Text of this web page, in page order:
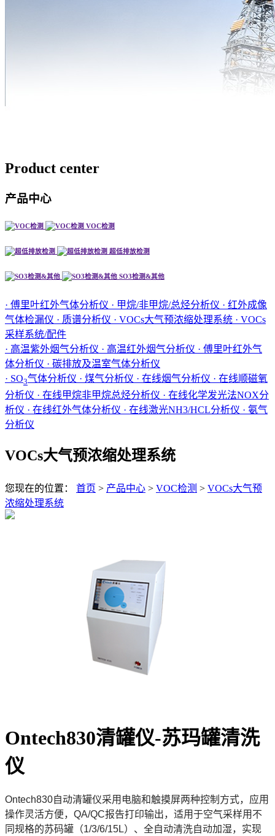
Product center
产品中心
VOC检测
超低排放检测
SO3检测&其他
· 傅里叶红外气体分析仪 · 甲烷/非甲烷/总烃分析仪 · 红外成像
气体检漏仪 · 质谱分析仪 · VOCs大气预浓缩处理系统 · VOCs
采样系统/配件
· 高温紫外烟气分析仪 · 高温红外烟气分析仪 · 傅里叶红外气
体分析仪 · 碳排放及温室气体分析仪
· SO3气体分析仪 · 煤气分析仪 · 在线烟气分析仪 · 在线顺磁氧
分析仪 · 在线甲烷非甲烷总烃分析仪 · 在线化学发光法NOX分
析仪 · 在线红外气体分析仪 · 在线激光NH3/HCL分析仪 · 氨气
分析仪
VOCs大气预浓缩处理系统
您现在的位置： 首页 > 产品中心 > VOC检测 > VOCs大气预
浓缩处理系统
Ontech830清罐仪-苏玛罐清洗
仪
Ontech830自动清罐仪采用电脑和触摸屏两种控制方式，应用
操作灵活方便，QA/QC报告打印输出，适用于空气采样用不
同规格的苏码罐（1/3/6/15L）、全自动清洗自动加湿，实现